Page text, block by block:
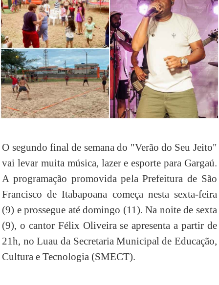
O segundo final de semana do "Verão do Seu Jeito"
vai levar muita música, lazer e esporte para Gargaú.
A programação promovida pela Prefeitura de São
Francisco de Itabapoana começa nesta sexta-feira
(9) e prossegue até domingo (11). Na noite de sexta
(9), o cantor Félix Oliveira se apresenta a partir de
21h, no Luau da Secretaria Municipal de Educação,
Cultura e Tecnologia (SMECT).